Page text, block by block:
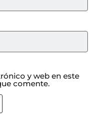
y web en este
comente.